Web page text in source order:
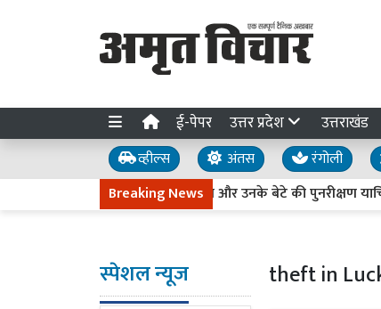
ई-पेपर उत्तर प्रदेश उत्तराखंड
व्हील्स अंतस रंगोली
Breaking News
आजम खान और उनके बेटे की पुनरीक्षण याचिका
स्पेशल न्यूज
theft in